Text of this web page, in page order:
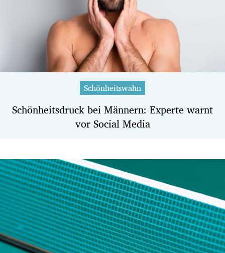
Schönheitswahn
Schönheitsdruck bei Männern: Experte warnt
vor Social Media